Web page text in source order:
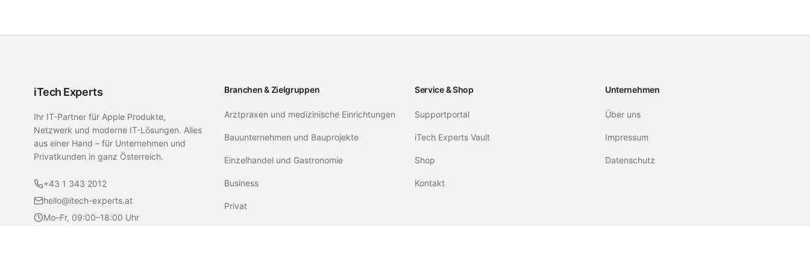
iTech Experts
Ihr IT-Partner für Apple Produkte,
Netzwerk und moderne IT-Lösungen. Alles
aus einer Hand – für Unternehmen und
Privatkunden in ganz Österreich.
+43 1 343 2012
hello@itech-experts.at
Mo–Fr, 09:00–18:00 Uhr
Branchen & Zielgruppen
Arztpraxen und medizinische Einrichtungen
Bauunternehmen und Bauprojekte
Einzelhandel und Gastronomie
Business
Privat
Service & Shop
Supportportal
iTech Experts Vault
Shop
Kontakt
Unternehmen
Über uns
Impressum
Datenschutz